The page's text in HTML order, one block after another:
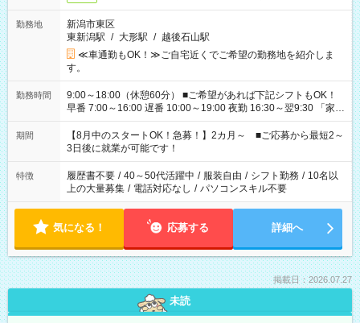
勤務地
新潟市東区
東新潟駅 / 大形駅 / 越後石山駅
≪車通勤もOK！≫ご自宅近くでご希望の勤務地を紹介しま
す。
勤務時間
9:00～18:00（休憩60分） ■ご希望があれば下記シフトもOK！
早番 7:00～16:00 遅番 10:00～19:00 夜勤 16:30～翌9:30 「家族
と休みを合わせたい」 「余裕を持って夕飯の準備がしたい」
「できれば残業はしたくない」 など、ご希望を教えてください
ね。 ※Wワーク希望の方へ 今ご覧のお仕事で希望する勤務時間
と、もう1つのお仕事の勤務時間。 合計で週40時間を超える場
合は応募できません。
期間
【8月中のスタートOK！急募！】2カ月～ ■ご応募から最短2～
3日後に就業が可能です！
特徴 履歴書不要 / 40～50代活躍中 / 服装自由 / シフト勤務 / 10名以
上の大量募集 / 電話対応なし / パソコンスキル不要
気になる！ 応募する 詳細へ
掲載日：2026.07.27
未読